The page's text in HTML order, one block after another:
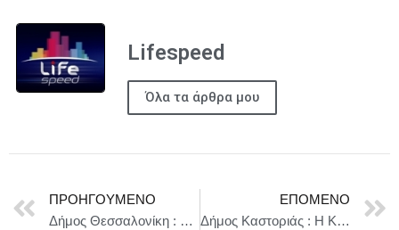
Lifespeed
Όλα τα άρθρα μου
ΠΡΟΗΓΟΎΜΕΝΟ
Δήμος Θεσσαλονίκη : Παρουσίαση του βιβλίου της Φραντζέσκας Βουλάγκα «Η Μάγισσα Τιτώ πάει στο σχολείο»
ΕΠΌΜΕΝΟ
Δήμος Καστοριάς : Η Καστοριά στο επίκεντρο διεθνούς προβολής μέσω του εθνικού διαγωνισμού ομορφιάς «Miss Albania 2026»